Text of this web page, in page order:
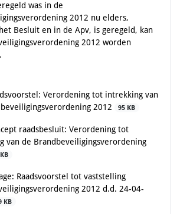
was in de
2012 nu elders,
Besluit en in de Apv, is geregeld, kan
2012 worden
Verordening tot intrekking van
2012
95 KB
raadsbesluit: Verordening tot
van de Brandbeveiligingsverordening
Raadsvoorstel tot vaststelling
2012 d.d. 24-04-
KB